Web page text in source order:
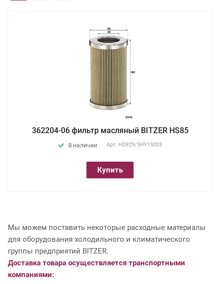
362204-06 фильтр масляный BITZER HS85
В наличии Арт. HD929/5HY15003
Купить
Мы можем поставить некоторые расходные материалы
для оборудования холодильного и климатического
группы предприятий BITZER.
Доставка товара осуществляется транспортными
компаниями: